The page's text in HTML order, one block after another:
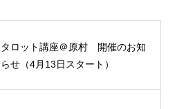
タロット講座＠原村 開催のお知
らせ（4月13日スタート）